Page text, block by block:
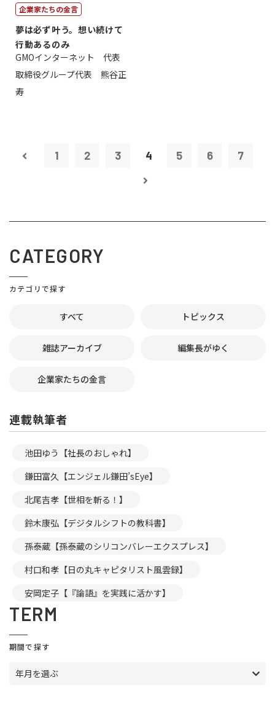
企業家たちの金言
夢は必ず叶う。想い続けて
行動あるのみ
GMOインターネット 代表
取締役グループ代表 熊谷正
寿
1 2 3 4 5 6 7
CATEGORY
カテゴリで探す
すべて トピックス
雑誌アーカイブ 編集長がゆく
企業家たちの金言
連載執筆者
池田ゆう【社長のおしゃれ】
鎌田富久【エンジェル鎌田’sEye】
北尾吉孝【世相を斬る！】
鈴木康弘【デジタルシフトの教科書】
孫泰蔵【孫泰蔵のシリコンバレーエクスプレス】
村口和孝【日の丸キャピタリスト風雲録】
安岡定子【『論語』を実践に活かす】
TERM
期間で探す
年月を選ぶ